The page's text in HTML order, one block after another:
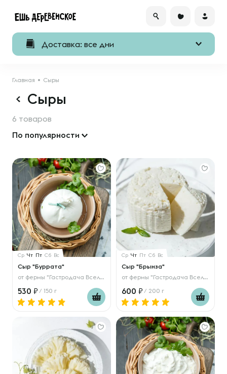
Доставка: все дни
Главная Сыры
Сыры
6 товаров
По популярности
Ср Чт Пт Сб Вс
Сыр "Буррата"
от фермы "Гастродача Вселуг"
530 / 150 г
Ср Чт Пт Сб Вс
Сыр "Брынза"
от фермы "Гастродача Вселуг"
600 / 200 г